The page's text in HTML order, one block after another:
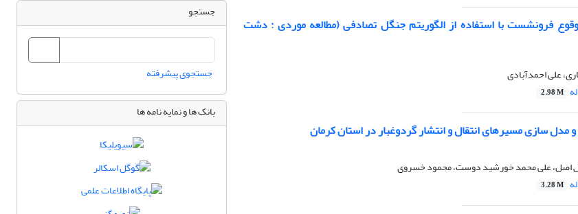
فرونشست با استفاده از الگوریتم جنگل تصادفی (مطالعه موردی : دشت
علی احمدآبادی
2.98 M
مدل سازی مسیرهای انتقال و انتشار گردوغبار در استان کرمان
اصل، علی محمد خورشید دوست، محمود خسروی
3.28 M
جستجو
جستجوی پیشرفته
بانک ها و نمایه نامه ها